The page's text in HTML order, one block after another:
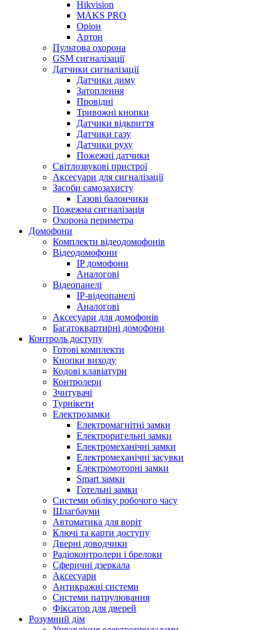
Hikvision
MAKS PRO
Оріон
Артон
Пультова охорона
GSM сигналізації
Датчики сигналізації
Датчики диму
Затоплення
Провідні
Тривожні кнопки
Датчики відкриття
Датчики газу
Датчики руху
Пожежні датчики
Світлозвукові пристрої
Аксесуари для сигналізації
Засоби самозахисту
Газові балончики
Пожежна сигналізація
Охорона периметра
Домофони
Комплекти відеодомофонів
Відеодомофони
IP домофони
Аналогові
Відеопанелі
IP-відеопанелі
Аналогові
Аксесуари для домофонів
Багатоквартирні домофони
Контроль доступу
Готові комплекти
Кнопки виходу
Кодові клавіатури
Контролери
Зчитувачі
Турнікети
Електрозамки
Електромагнітні замки
Електроригельні замки
Електромеханічні замки
Електромеханічні засувки
Електромоторні замки
Smart замки
Готельні замки
Системи обліку робочого часу
Шлагбауми
Автоматика для воріт
Ключі та карти доступу
Дверні доводчики
Радіоконтролери і брелоки
Сферичні дзеркала
Аксесуари
Антикражні системи
Системи патрулювання
Фіксатор для дверей
Розумний дім